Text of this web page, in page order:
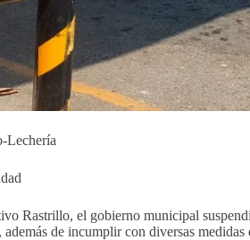
Lechería
Rastrillo, el gobierno municipal
de incumplir con diversas medidas